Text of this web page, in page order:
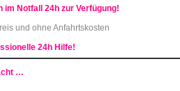
im Notfall 24h zur Verfügung!
und ohne Anfahrtskosten
24h Hilfe!
…